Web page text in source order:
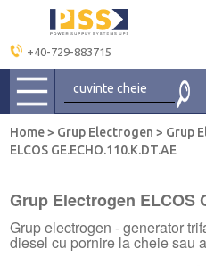
+40-729-883715
Home> Grup Electrogen > Grup
ELCOS GE.ECHO.110.K.DT.AE
Grup Electrogen ELCOS
Grup electrogen - generator
diesel cu pornire la cheie sau